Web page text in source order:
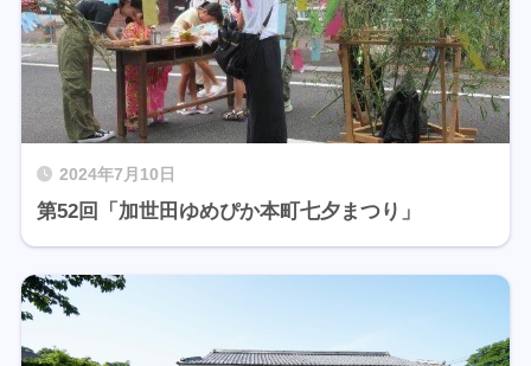
2024年7月10日
第52回「加世田ゆめぴか本町七夕まつり」